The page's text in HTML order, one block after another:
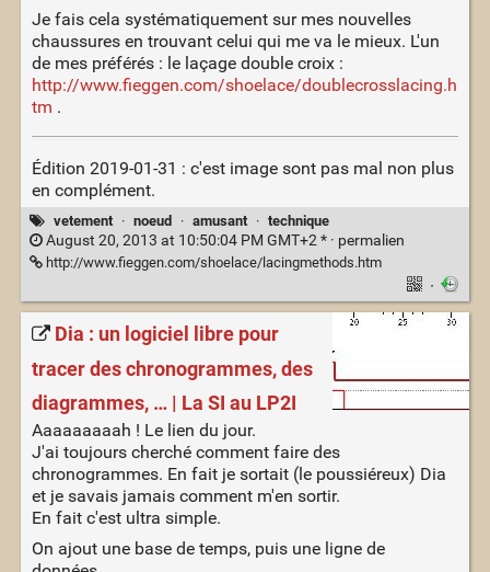
Je fais cela systématiquement sur mes nouvelles
chaussures en trouvant celui qui me va le mieux. L'un
de mes préférés : le laçage double croix :
http://www.fieggen.com/shoelace/doublecrosslacing.h
tm .
Édition 2019-01-31 : c'est image sont pas mal non plus
en complément.
vetement · noeud · amusant · technique
August 20, 2013 at 10:50:04 PM GMT+2 * · permalien
http://www.fieggen.com/shoelace/lacingmethods.htm
·
Dia : un logiciel libre pour
tracer des chronogrammes, des
diagrammes, … | La SI au LP2I
Aaaaaaaaah ! Le lien du jour.
J'ai toujours cherché comment faire des
chronogrammes. En fait je sortait (le poussiéreux) Dia
et je savais jamais comment m'en sortir.
En fait c'est ultra simple.
On ajout une base de temps, puis une ligne de